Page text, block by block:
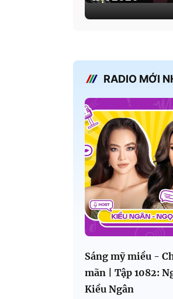
RADIO MỚI
Sáng mỹ miều -
mãn | Tập 1082:
Kiều Ngân